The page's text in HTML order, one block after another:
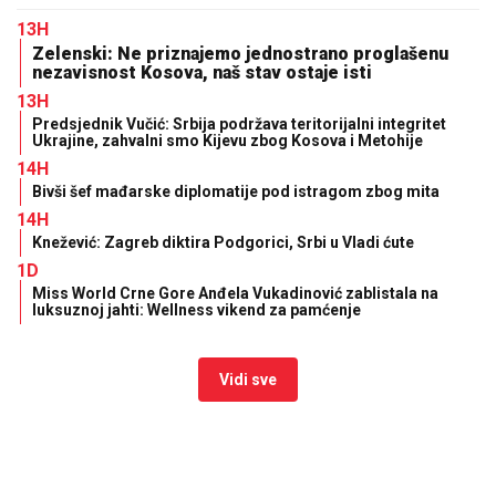
13H
Zelenski: Ne priznajemo jednostrano proglašenu
nezavisnost Kosova, naš stav ostaje isti
13H
Predsjednik Vučić: Srbija podržava teritorijalni integritet
Ukrajine, zahvalni smo Kijevu zbog Kosova i Metohije
14H
Bivši šef mađarske diplomatije pod istragom zbog mita
14H
Knežević: Zagreb diktira Podgorici, Srbi u Vladi ćute
1D
Miss World Crne Gore Anđela Vukadinović zablistala na
luksuznoj jahti: Wellness vikend za pamćenje
Vidi sve